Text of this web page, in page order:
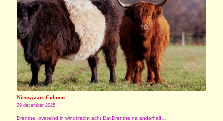
Nieuwjaars Column
29 december 2025
Drenthe: overeind in windkracht acht Dat Drenthe na anderhalf…